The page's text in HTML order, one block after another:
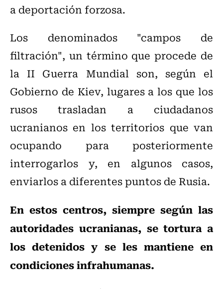
a deportación forzosa.
Los denominados "campos de
filtración", un término que procede de
la II Guerra Mundial son, según el
Gobierno de Kiev, lugares a los que los
rusos trasladan a ciudadanos
ucranianos en los territorios que van
ocupando para posteriormente
interrogarlos y, en algunos casos,
enviarlos a diferentes puntos de Rusia.
En estos centros, siempre según las
autoridades ucranianas, se tortura a
los detenidos y se les mantiene en
condiciones infrahumanas.